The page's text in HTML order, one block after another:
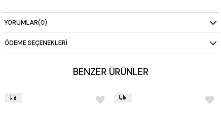
YORUMLAR(0)
ÖDEME SEÇENEKLERI
BENZER ÜRÜNLER